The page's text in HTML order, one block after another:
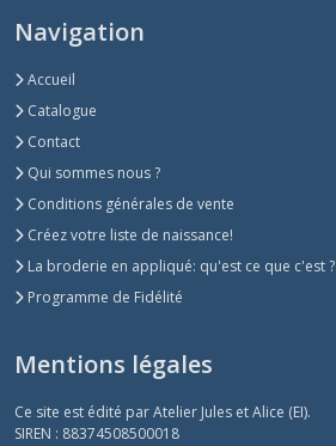
Navigation
Accueil
Catalogue
Contact
Qui sommes nous ?
Conditions générales de vente
Créez votre liste de naissance!
La broderie en appliqué: qu'est ce que c'est ?
Programme de Fidélité
Mentions légales
Ce site est édité par Atelier Jules et Alice (EI).
SIREN : 88374508500018